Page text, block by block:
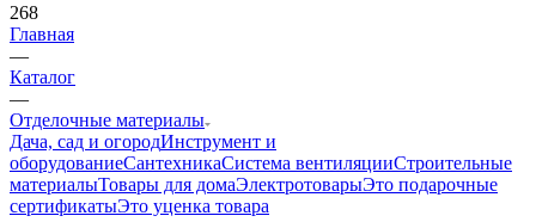
268
Главная
—
Каталог
—
Отделочные материалы
Дача, сад и огородИнструмент и
оборудованиеСантехникаСистема вентиляцииСтроительные
материалыТовары для домаЭлектротоварыЭто подарочные
сертификатыЭто уценка товара